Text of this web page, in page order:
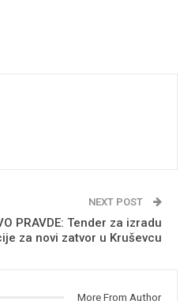
NEXT POST
PRAVDE: Tender za izradu
za novi zatvor u Kruševcu
More From Author